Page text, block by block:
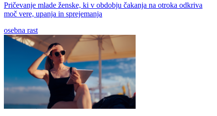
Pričevanje mlade ženske, ki v obdobju čakanja na otroka odkriva
moč vere, upanja in sprejemanja
osebna rast